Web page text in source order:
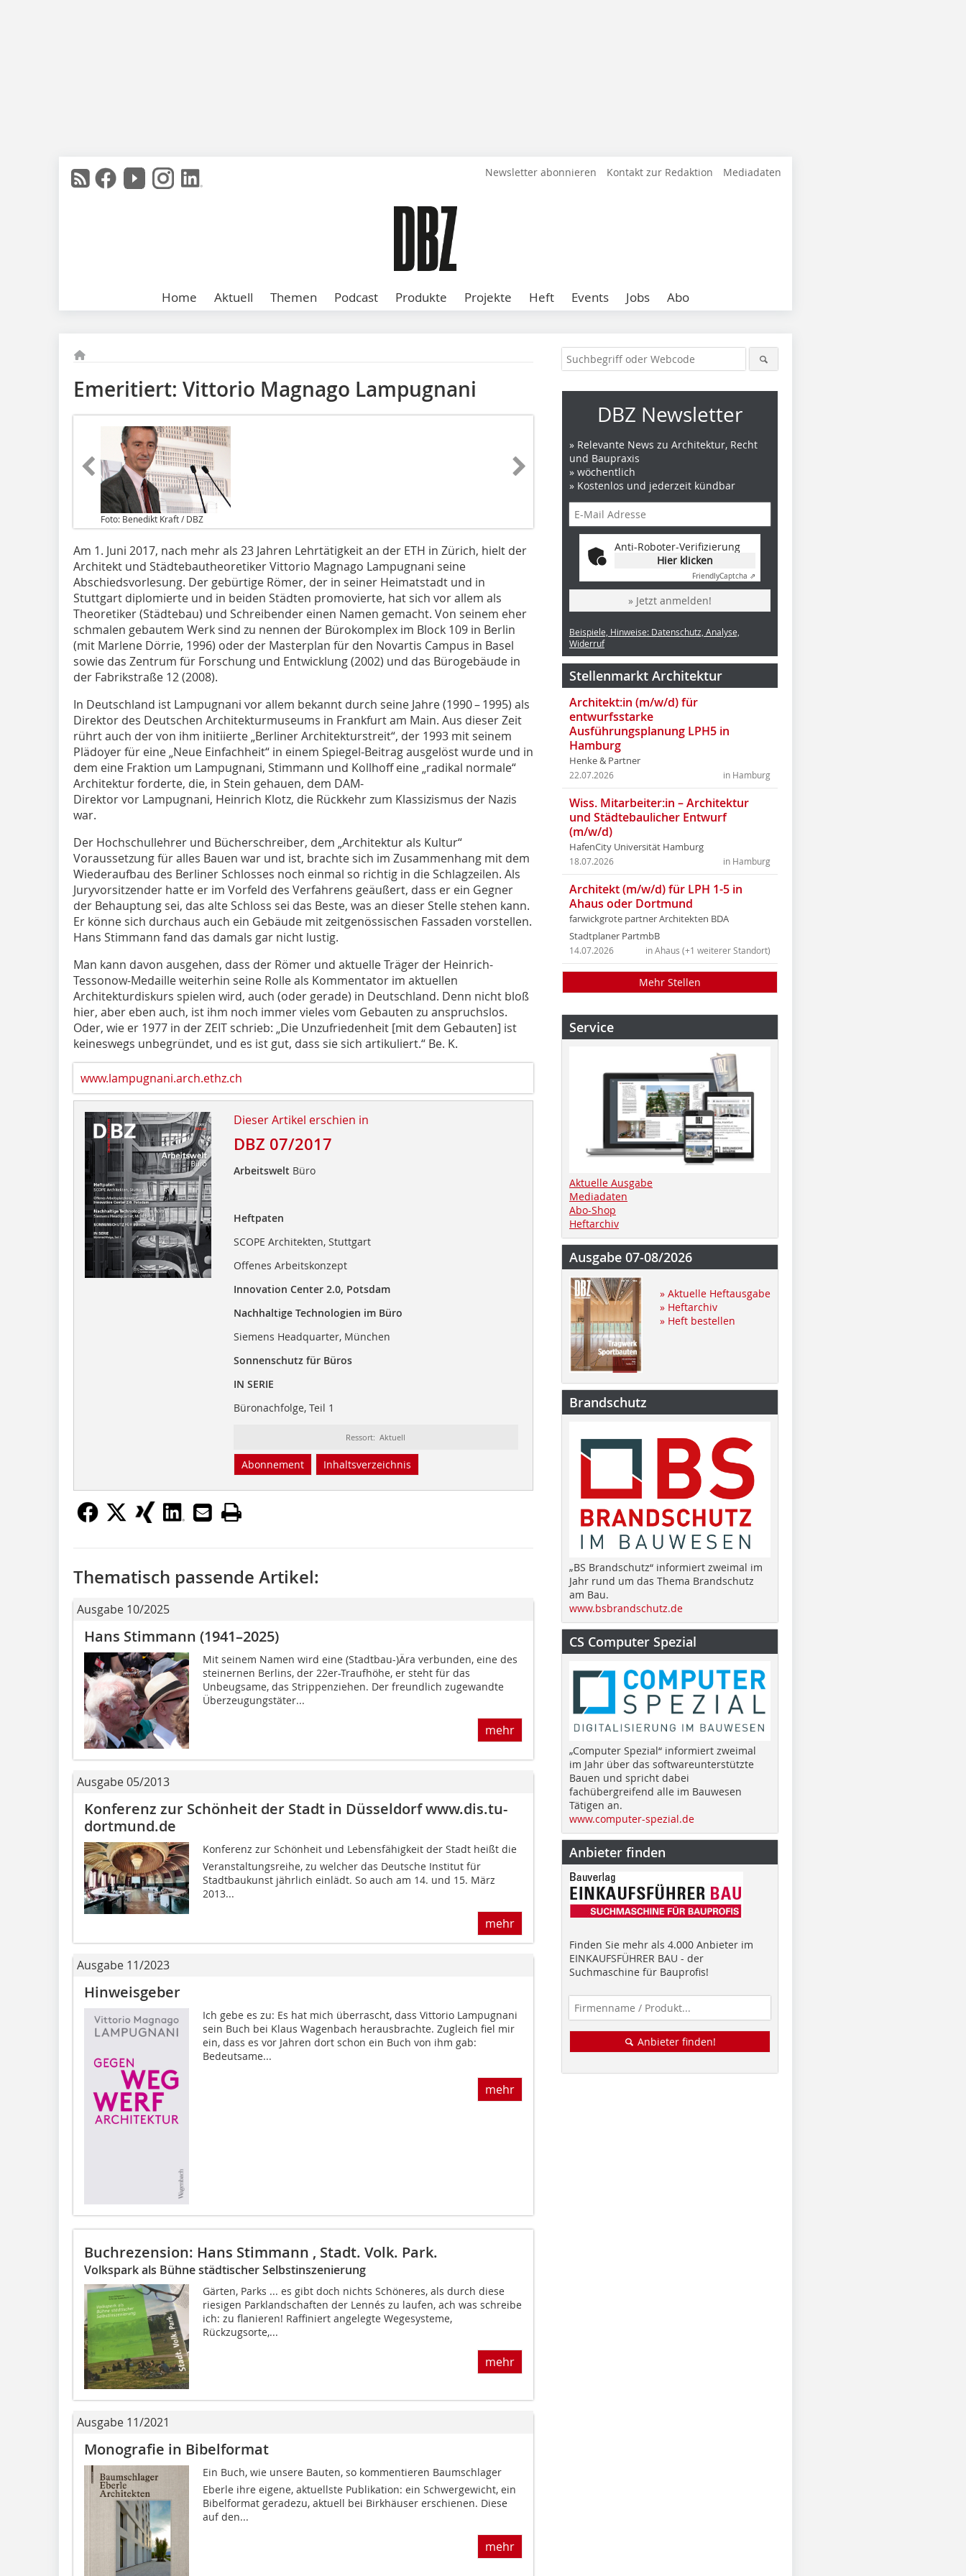
Newsletter abonnieren Kontakt zur Redaktion Mediadaten
Home Aktuell Themen Podcast Produkte Projekte Heft Events Jobs Abo
Emeritiert: Vittorio Magnago Lampugnani
Foto: Benedikt Kraft / DBZ
Am 1. Juni 2017, nach mehr als 23 Jahren Lehrtätigkeit an der ETH in Zürich, hielt der
Architekt und Städtebautheoretiker Vittorio Magnago Lampugnani seine
Abschiedsvorlesung. Der gebürtige Römer, der in seiner Heimatstadt und in
Stuttgart diplomierte und in beiden Städten promovierte, hat sich vor allem als
Theoretiker (Städtebau) und Schreibender einen Namen gemacht. Von seinem eher
schmalen gebautem Werk sind zu nennen der Bürokomplex im Block 109 in Berlin
(mit Marlene Dörrie, 1996) oder der Masterplan für den Novartis Campus in Basel
sowie das Zentrum für Forschung und Entwicklung (2002) und das Bürogebäude in
der Fabrikstraße 12 (2008).
In Deutschland ist Lampugnani vor allem bekannt durch seine Jahre (1990 – 1995) als
Direktor des Deutschen Architekturmuseums in Frankfurt am Main. Aus dieser Zeit
rührt auch der von ihm initiierte „Berliner Architekturstreit“, der 1993 mit seinem
Plädoyer für eine „Neue Einfachheit“ in einem Spiegel-Beitrag ausgelöst wurde und in
dem eine Fraktion um Lampugnani, Stimmann und Kollhoff eine „radikal normale“
Architektur forderte, die, in Stein gehauen, dem DAM-
Direktor vor Lampugnani, Heinrich Klotz, die Rückkehr zum Klassizismus der Nazis
war.
Der Hochschullehrer und Bücherschreiber, dem „Architektur als Kultur“
Voraussetzung für alles Bauen war und ist, brachte sich im Zusammenhang mit dem
Wiederaufbau des Berliner Schlosses noch einmal so richtig in die Schlagzeilen. Als
Juryvorsitzender hatte er im Vorfeld des Verfahrens geäußert, dass er ein Gegner
der Behauptung sei, das alte Schloss sei das Beste, was an dieser Stelle stehen kann.
Er könne sich durchaus auch ein Gebäude mit zeitgenössischen Fassaden vorstellen.
Hans Stimmann fand das damals gar nicht lustig.
Man kann davon ausgehen, dass der Römer und aktuelle Träger der Heinrich-
Tessonow-Medaille weiterhin seine Rolle als Kommentator im aktuellen
Architekturdiskurs spielen wird, auch (oder gerade) in Deutschland. Denn nicht bloß
hier, aber eben auch, ist ihm noch immer vieles vom Gebauten zu anspruchslos.
Oder, wie er 1977 in der ZEIT schrieb: „Die Unzufriedenheit [mit dem Gebauten] ist
keineswegs unbegründet, und es ist gut, dass sie sich artikuliert.“ Be. K.
www.lampugnani.arch.ethz.ch
Dieser Artikel erschien in
DBZ 07/2017
Arbeitswelt Büro
Heftpaten
SCOPE Architekten, Stuttgart
Offenes Arbeitskonzept
Innovation Center 2.0, Potsdam
Nachhaltige Technologien im Büro
Siemens Headquarter, München
Sonnenschutz für Büros
IN SERIE
Büronachfolge, Teil 1
Ressort: Aktuell
Abonnement Inhaltsverzeichnis
Thematisch passende Artikel:
Ausgabe 10/2025
Hans Stimmann (1941–2025)
Mit seinem Namen wird eine (Stadtbau-)Ära verbunden, eine des
steinernen Berlins, der 22er-Traufhöhe, er steht für das
Unbeugsame, das Strippenziehen. Der freundlich zugewandte
Überzeugungstäter...
mehr
Ausgabe 05/2013
Konferenz zur Schönheit der Stadt in Düsseldorf www.dis.tu-
dortmund.de
Konferenz zur Schönheit und Lebensfähigkeit der Stadt heißt die
Veranstaltungsreihe, zu welcher das Deutsche Institut für
Stadtbaukunst jährlich einlädt. So auch am 14. und 15. März
2013...
mehr
Ausgabe 11/2023
Hinweisgeber
Ich gebe es zu: Es hat mich überrascht, dass Vittorio Lampugnani
sein Buch bei Klaus Wagenbach herausbrachte. Zugleich fiel mir
ein, dass es vor Jahren dort schon ein Buch von ihm gab:
Bedeutsame...
mehr
Buchrezension: Hans Stimmann , Stadt. Volk. Park.
Volkspark als Bühne städtischer Selbstinszenierung
Gärten, Parks ... es gibt doch nichts Schöneres, als durch diese
riesigen Parklandschaften der Lennés zu laufen, ach was schreibe
ich: zu flanieren! Raffiniert angelegte Wegesysteme,
Rückzugsorte,...
mehr
Ausgabe 11/2021
Monografie in Bibelformat
Ein Buch, wie unsere Bauten, so kommentieren Baumschlager
Eberle ihre eigene, aktuellste Publikation: ein Schwergewicht, ein
Bibelformat geradezu, aktuell bei Birkhäuser erschienen. Diese
auf den...
mehr
DBZ Newsletter
» Relevante News zu Architektur, Recht
und Baupraxis
» wöchentlich
» Kostenlos und jederzeit kündbar
Anti-Roboter-Verifizierung
Hier klicken
FriendlyCaptcha ⇗
» Jetzt anmelden!
Beispiele, Hinweise: Datenschutz, Analyse,
Widerruf
Stellenmarkt Architektur
Architekt:in (m/w/d) für
entwurfsstarke
Ausführungsplanung LPH5 in
Hamburg
Henke & Partner
in Hamburg
22.07.2026
Wiss. Mitarbeiter:in – Architektur
und Städtebaulicher Entwurf
(m/w/d)
HafenCity Universität Hamburg
in Hamburg
18.07.2026
Architekt (m/w/d) für LPH 1-5 in
Ahaus oder Dortmund
farwickgrote partner Architekten BDA
Stadtplaner PartmbB
in Ahaus (+1 weiterer Standort)
14.07.2026
Mehr Stellen
Service
Aktuelle Ausgabe
Mediadaten
Abo-Shop
Heftarchiv
Ausgabe 07-08/2026
» Aktuelle Heftausgabe
» Heftarchiv
» Heft bestellen
Brandschutz
„BS Brandschutz“ informiert zweimal im
Jahr rund um das Thema Brandschutz
am Bau.
www.bsbrandschutz.de
CS Computer Spezial
„Computer Spezial“ informiert zweimal
im Jahr über das softwareunterstützte
Bauen und spricht dabei
fachübergreifend alle im Bauwesen
Tätigen an.
www.computer-spezial.de
Anbieter finden
Finden Sie mehr als 4.000 Anbieter im
EINKAUFSFÜHRER BAU - der
Suchmaschine für Bauprofis!
Anbieter finden!